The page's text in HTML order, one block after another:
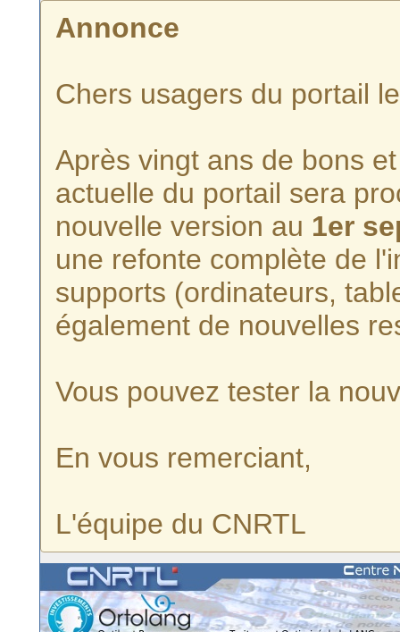
Annonce
Chers usagers du portail
Après vingt ans de bons
actuelle du portail sera
nouvelle version au 1er
une refonte complète de
supports (ordinateurs,
également de nouvelles
Vous pouvez tester la
En vous remerciant,
L'équipe du CNRTL